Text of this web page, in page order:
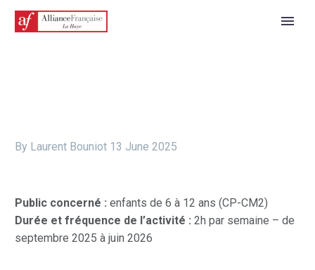
By Laurent Bouniot 13 June 2025
Public concerné : enfants de 6 à 12 ans (CP-CM2)
Durée et fréquence de l’activité : 2h par semaine – de
septembre 2025 à juin 2026